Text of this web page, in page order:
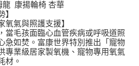
龍 康揚輪椅 杏華
】
氧氣與照護支援】
當毛孩面臨心血管疾病或呼吸道照
急如焚。富康世界特別推出「寵物
專業級居家製氧機、寵物專用氧氣
材。